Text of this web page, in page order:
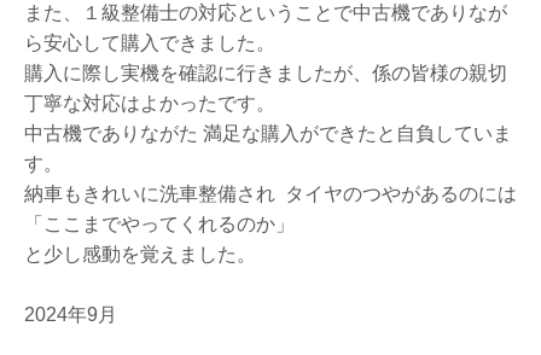
また、１級整備士の対応ということで中古機でありなが
ら安心して購入できました。
購入に際し実機を確認に行きましたが、係の皆様の親切
丁寧な対応はよかったです。
中古機でありながた 満足な購入ができたと自負していま
す。
納車もきれいに洗車整備され タイヤのつやがあるのには
「ここまでやってくれるのか」
と少し感動を覚えました。
2024年9月